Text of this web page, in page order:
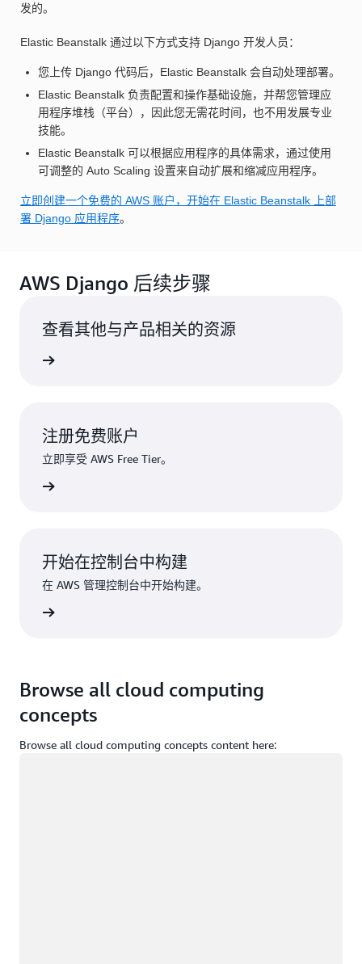
发的。
Elastic Beanstalk 通过以下方式支持 Django 开发人员：
您上传 Django 代码后，Elastic Beanstalk 会自动处理部署。
Elastic Beanstalk 负责配置和操作基础设施，并帮您管理应
用程序堆栈（平台），因此您无需花时间，也不用发展专业
技能。
Elastic Beanstalk 可以根据应用程序的具体需求，通过使用
可调整的 Auto Scaling 设置来自动扩展和缩减应用程序。
立即创建一个免费的 AWS 账户，开始在 Elastic Beanstalk 上部
署 Django 应用程序。
AWS Django 后续步骤
查看其他与产品相关的资源
注册免费账户
立即享受 AWS Free Tier。
开始在控制台中构建
在 AWS 管理控制台中开始构建。
Browse all cloud computing
concepts
Browse all cloud computing concepts content here: